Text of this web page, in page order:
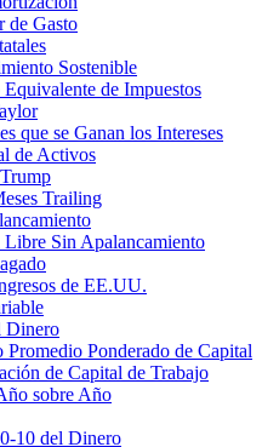
de Gasto
Sostenible
de Impuestos
que se Ganan los Intereses
de Activos
Trailing
Sin Apalancamiento
de EE.UU.
Dinero
Ponderado de Capital
de Capital de Trabajo
sobre Año
10 del Dinero